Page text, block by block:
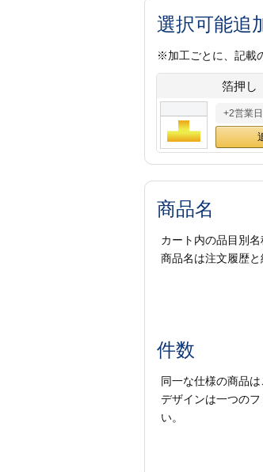
選択可能追
※加工ごとに、記載
箔押し
+2営業日
商品名
カート内の品目別名
商品名は注文履歴と
件数
同一な仕様の商品
デザインは一つの
い。